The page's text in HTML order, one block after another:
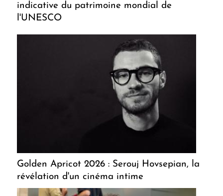
indicative du patrimoine mondial de
l'UNESCO
Golden Apricot 2026 : Serouj Hovsepian, la
révélation d'un cinéma intime